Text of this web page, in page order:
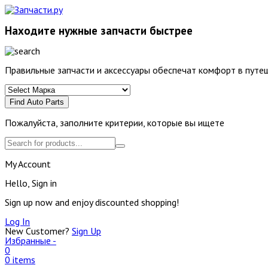
Находите нужные запчасти быстрее
Правильные запчасти и аксессуары обеспечат комфорт в
Find Auto Parts
Пожалуйста, заполните критерии, которые вы ищете
My Account
Hello, Sign in
Sign up now and enjoy discounted shopping!
Log In
New Customer? Sign Up
Избранные -
0
0 items